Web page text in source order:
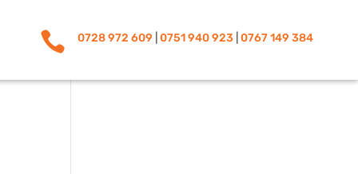
 0728 972 609 0751 940 923| 0767 149 384